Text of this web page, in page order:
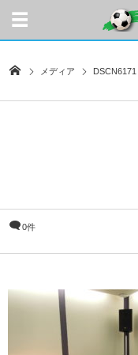
メディア DSCN6171
0件